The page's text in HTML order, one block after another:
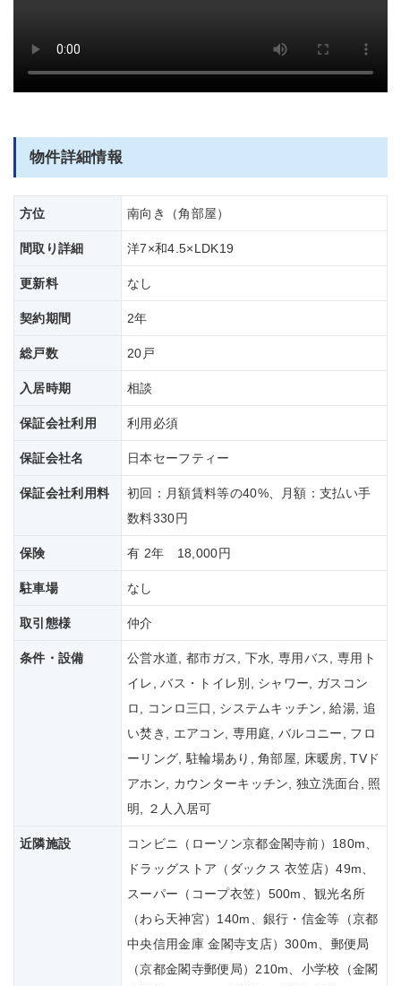
部屋全体
外観の動画です。
物件詳細情報
方位 南向き（角部屋）
間取り詳細 洋7×和4.5×LDK19
更新料 なし
契約期間 2年
総戸数 20戸
入居時期 相談
保証会社利用 利用必須
保証会社名 日本セーフティー
保証会社利用料
初回：月額賃料等の40%、月額：支払い手
数料330円
保険 有 2年 18,000円
駐車場 なし
取引態様 仲介
条件・設備
公営水道, 都市ガス, 下水, 専用バス, 専用ト
イレ, バス・トイレ別, シャワー, ガスコン
ロ, コンロ三口, システムキッチン, 給湯, 追
い焚き, エアコン, 専用庭, バルコニー, フロ
ーリング, 駐輪場あり, 角部屋, 床暖房, TVド
アホン, カウンターキッチン, 独立洗面台, 照
明, ２人入居可
近隣施設
コンビニ（ローソン京都金閣寺前）180m、
ドラッグストア（ダックス 衣笠店）49m、
スーパー（コープ衣笠）500m、観光名所
（わら天神宮）140m、銀行・信金等（京都
中央信用金庫 金閣寺支店）300m、郵便局
（京都金閣寺郵便局）210m、小学校（金閣